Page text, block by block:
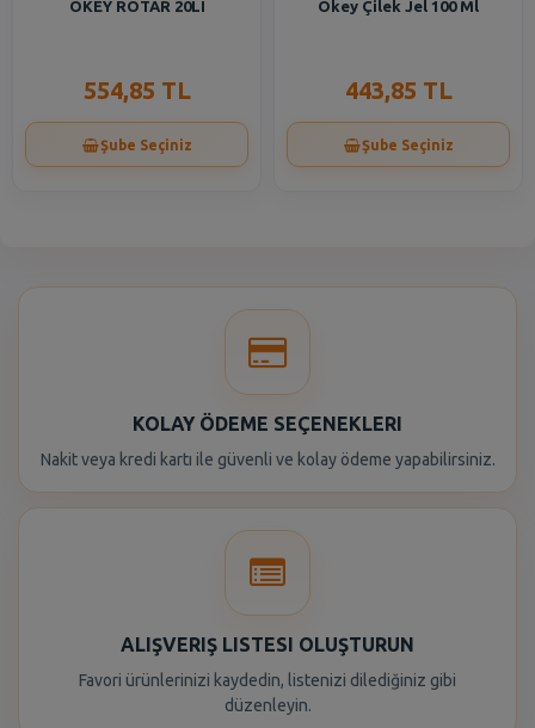
OKEY ROTAR 20LI
554,85 TL
Şube Seçiniz
Okey Çilek Jel 100 Ml
443,85 TL
Şube Seçiniz
KOLAY ÖDEME SEÇENEKLERI
Nakit veya kredi kartı ile güvenli ve kolay ödeme yapabilirsiniz.
ALIŞVERIŞ LISTESI OLUŞTURUN
Favori ürünlerinizi kaydedin, listenizi dilediğiniz gibi
düzenleyin.